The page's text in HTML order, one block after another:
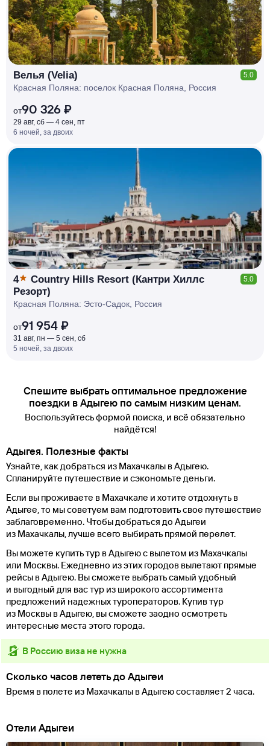
Велья (Velia) 5.0
Красная Поляна: поселок Красная Поляна, Россия
от90 326 ₽
29 авг, сб — 4 сен, пт
6 ночей, за двоих
РУБЛЯ
МИ
Д
О 7
4
Country Hills Resort (Кантри Хиллс
Резорт)
5.0
Красная Поляна: Эсто-Садок, Россия
от91 954 ₽
31 авг, пн — 5 сен, сб
5 ночей, за двоих
Спешите выбрать оптимальное предложение
поездки в Адыгею по самым низким ценам.
Воспользуйтесь формой поиска, и всё обязательно
найдётся!
Адыгея. Полезные факты
Узнайте, как добраться из Махачкалы в Адыгею.
Спланируйте путешествие и сэкономьте деньги.
Если вы проживаете в Махачкале и хотите отдохнуть в
Адыгее, то мы советуем вам подготовить свое путешествие
заблаговременно. Чтобы добраться до Адыгеи
из Махачкалы, лучше всего выбирать прямой перелет.
Вы можете купить тур в Адыгею с вылетом из Махачкалы
или Москвы. Ежедневно из этих городов вылетают прямые
рейсы в Адыгею. Вы сможете выбрать самый удобный
и выгодный для вас тур из широкого ассортимента
предложений надежных туроператоров. Купив тур
из Москвы в Адыгею, вы сможете заодно осмотреть
интересные места этого города.
в Россию виза не нужна
Сколько часов лететь до Адыгеи
Время в полете из Махачкалы в Адыгею составляет 2 часа.
Отели Адыгеи